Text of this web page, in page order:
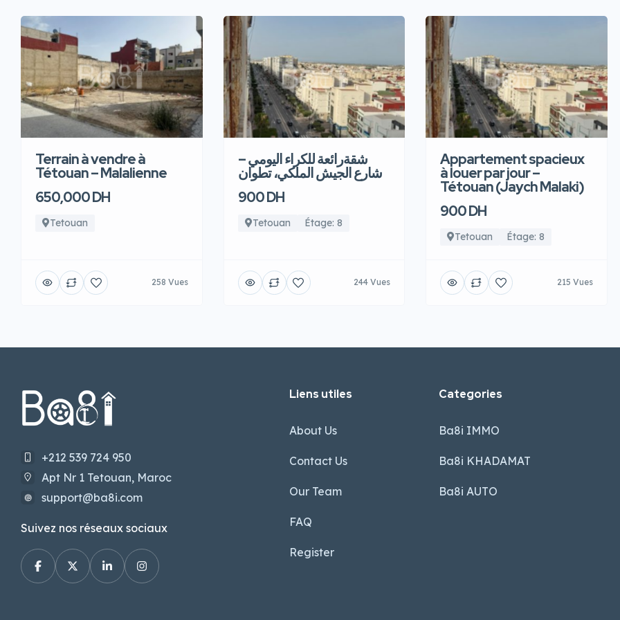
Terrain à vendre à
Tétouan – Malalienne
650,000 DH
Tetouan
258 Vues
شقةرائعة للكراء اليومي –
شارع الجيش الملكي، تطوان
900 DH
Tetouan Étage: 8
244 Vues
Appartement spacieux
à louer par jour –
Tétouan (Jaych Malaki)
900 DH
Tetouan Étage: 8
215 Vues
+212 539 724 950
Apt Nr 1 Tetouan, Maroc
support@ba8i.com
Suivez nos réseaux sociaux
Liens utiles
About Us
Contact Us
Our Team
FAQ
Register
Categories
Ba8i IMMO
Ba8i KHADAMAT
Ba8i AUTO